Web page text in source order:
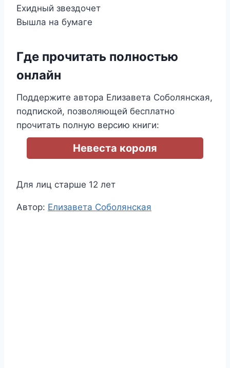
Ехидный звездочет
Вышла на бумаге
Где прочитать полностью
онлайн
Поддержите автора Елизавета Соболянская,
подпиской, позволяющей бесплатно
прочитать полную версию книги:
Невеста короля
Для лиц старше 12 лет
Метки
Автор: Елизавета Соболянская